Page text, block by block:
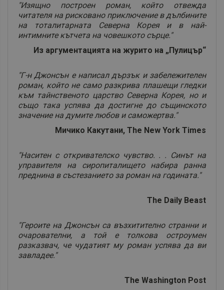
"Изящно построен роман, който отвежда
читателя на рисковано приключение в дълбините
на тоталитарната Северна Корея и в най-
интимните кътчета на човешкото сърце."
Из аргументацията на журито на „Пулицър“
"Г-н Джонсън е написал дързък и забележителен
роман, който не само разкрива плашещи гледки
към тайнственото царство Северна Корея, но и
също така успява да достигне до същинското
значение на думите любов и саможертва."
Мичико Какутани, The New York Times
"Наситен с откривателско чувство. . . Синът на
управителя на сиропиталището набира ранна
преднина в състезанието за роман на годината."
The Daily Beast
"Героите на Джонсън са възхитително странни и
очарователни, а той е толкова остроумен
разказвач, че чудатият му роман успява да ви
завладее."
The Washington Post